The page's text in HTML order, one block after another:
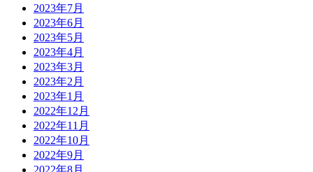
2023年7月
2023年6月
2023年5月
2023年4月
2023年3月
2023年2月
2023年1月
2022年12月
2022年11月
2022年10月
2022年9月
2022年8月